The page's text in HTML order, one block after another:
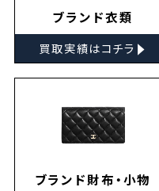
ブランド衣類
買取実績はコチラ ▸
ブランド財布・小物